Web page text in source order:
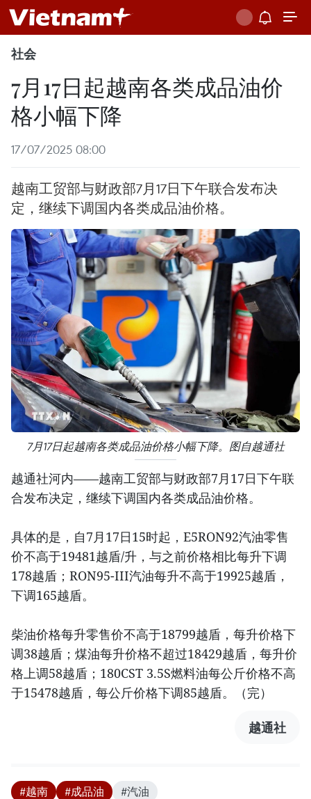
社会
7月17日起越南各类成品油价
格小幅下降
17/07/2025 08:00
越南工贸部与财政部7月17日下午联合发布决
定，继续下调国内各类成品油价格。
7月17日起越南各类成品油价格小幅下降。图自越通社
越通社河内——越南工贸部与财政部7月17日下午联
合发布决定，继续下调国内各类成品油价格。
具体的是，自7月17日15时起，E5RON92汽油零售
价不高于19481越盾/升，与之前价格相比每升下调
178越盾；RON95-III汽油每升不高于19925越盾，
下调165越盾。
柴油价格每升零售价不高于18799越盾，每升价格下
调38越盾；煤油每升价格不超过18429越盾，每升价
格上调58越盾；180CST 3.5S燃料油每公斤价格不高
于15478越盾，每公斤价格下调85越盾。（完）
越通社
#越南 #成品油 #汽油